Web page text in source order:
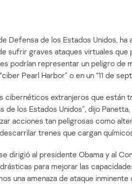
Defensa de los Estados Unidos, ha
sufrir graves ataques virtuales que
podrían representar un peligro de
Pearl Harbor” o en un “11 de
cibernéticos extranjeros que están
los Estados Unidos”, dijo
acciones tan peligrosas como
trenes que cargan
dirigió al presidente Obama y al
para mejorar las
una amenaza de ataque